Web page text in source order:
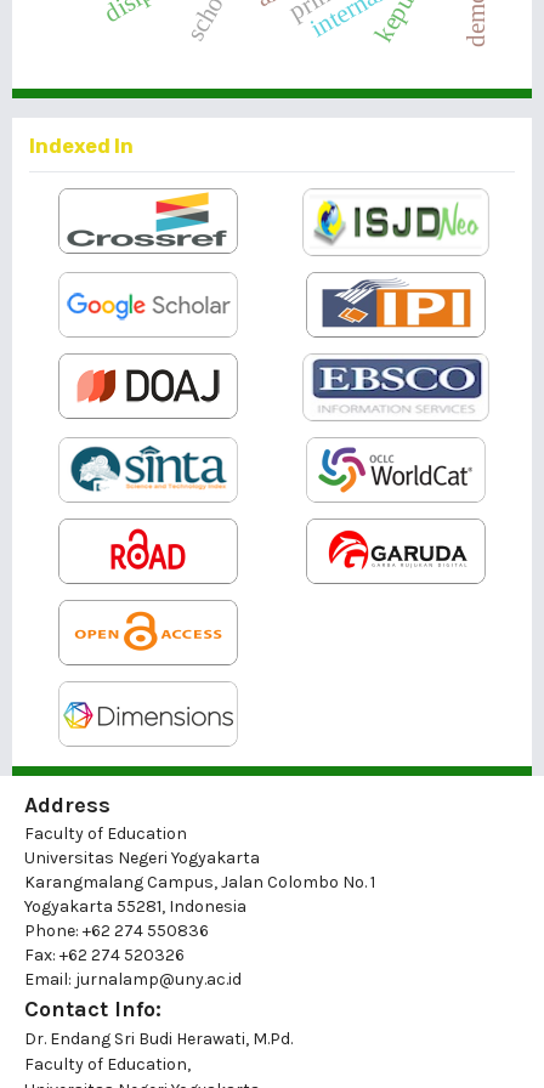
Indexed In
Address
Faculty of Education
Universitas Negeri Yogyakarta
Karangmalang Campus, Jalan Colombo No. 1
Yogyakarta 55281, Indonesia
Phone: +62 274 550836
Fax: +62 274 520326
Email: jurnalamp@uny.ac.id
Contact Info:
Dr. Endang Sri Budi Herawati, M.Pd.
Faculty of Education,